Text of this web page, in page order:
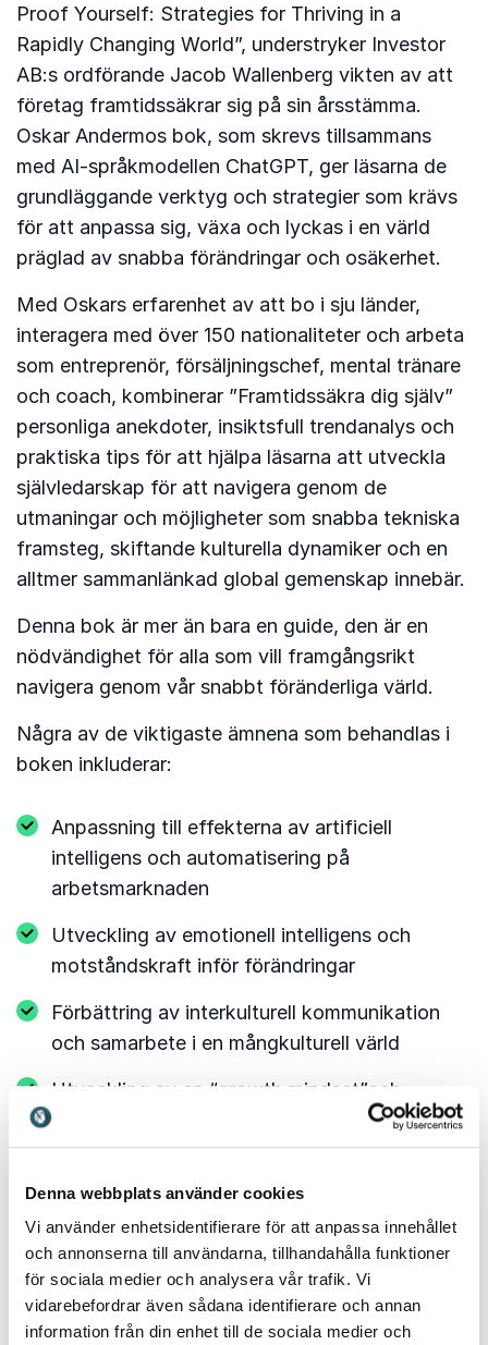
Denna webbplats använder cookies
Vi använder enhetsidentifierare för att anpassa innehållet
och annonserna till användarna, tillhandahålla funktioner
för sociala medier och analysera vår trafik. Vi
vidarebefordrar även sådana identifierare och annan
information från din enhet till de sociala medier och
Proof Yourself: Strategies for Thriving in a
Rapidly Changing World”, understryker Investor
AB:s ordförande Jacob Wallenberg vikten av att
företag framtidssäkrar sig på sin årsstämma.
Oskar Andermos bok, som skrevs tillsammans
med AI-språkmodellen ChatGPT, ger läsarna de
grundläggande verktyg och strategier som krävs
för att anpassa sig, växa och lyckas i en värld
präglad av snabba förändringar och osäkerhet.
Med Oskars erfarenhet av att bo i sju länder,
interagera med över 150 nationaliteter och arbeta
som entreprenör, försäljningschef, mental tränare
och coach, kombinerar ”Framtidssäkra dig själv”
personliga anekdoter, insiktsfull trendanalys och
praktiska tips för att hjälpa läsarna att utveckla
självledarskap för att navigera genom de
utmaningar och möjligheter som snabba tekniska
framsteg, skiftande kulturella dynamiker och en
alltmer sammanlänkad global gemenskap innebär.
Denna bok är mer än bara en guide, den är en
nödvändighet för alla som vill framgångsrikt
navigera genom vår snabbt föränderliga värld.
Några av de viktigaste ämnena som behandlas i
boken inkluderar:
Anpassning till effekterna av artificiell
intelligens och automatisering på
arbetsmarknaden
Utveckling av emotionell intelligens och
motståndskraft inför förändringar
Förbättring av interkulturell kommunikation
och samarbete i en mångkulturell värld
Utveckling av en “growth mindset”och
främjande av kontinuerligt lärande
värdefull resurs för alla som vill ligga steget före
och frodas i en värld av snabba förändringar.
Boken finns nu tillgänglig på Amazon Kindle.